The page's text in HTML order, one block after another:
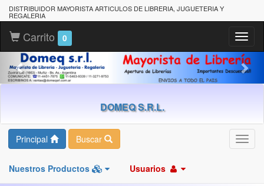
DISTRIBUIDOR MAYORISTA ARTICULOS DE LIBRERIA, JUGUETERIA Y
REGALERIA
Carrito 0
DOMEQ S.R.L.
Principal Buscar
Nuestros Productos Usuarios